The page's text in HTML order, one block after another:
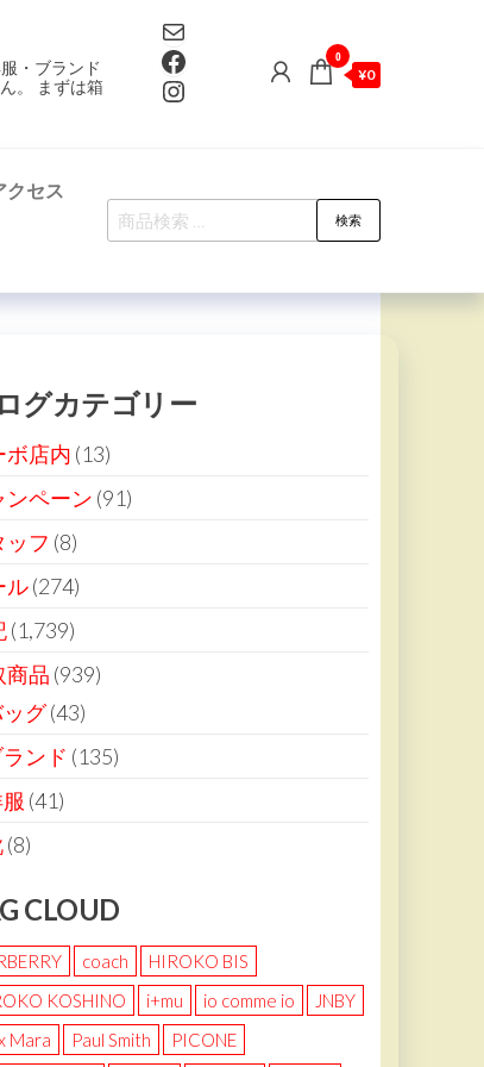
・ブランド
。 まずは箱
Mail
Facebook
Instagram
0
¥0
クセス
検
索
検索
グカテゴリー
ボ店内 (13)
ンペーン (91)
ッフ (8)
ル(274)
(1,739)
商品 (939)
グ(43)
ンド (135)
(41)
(8)
CLOUD
coach
HIROKO BIS
KOSHINO
i+mu io comme io
JNBY
Mara
Paul Smith
PICONE